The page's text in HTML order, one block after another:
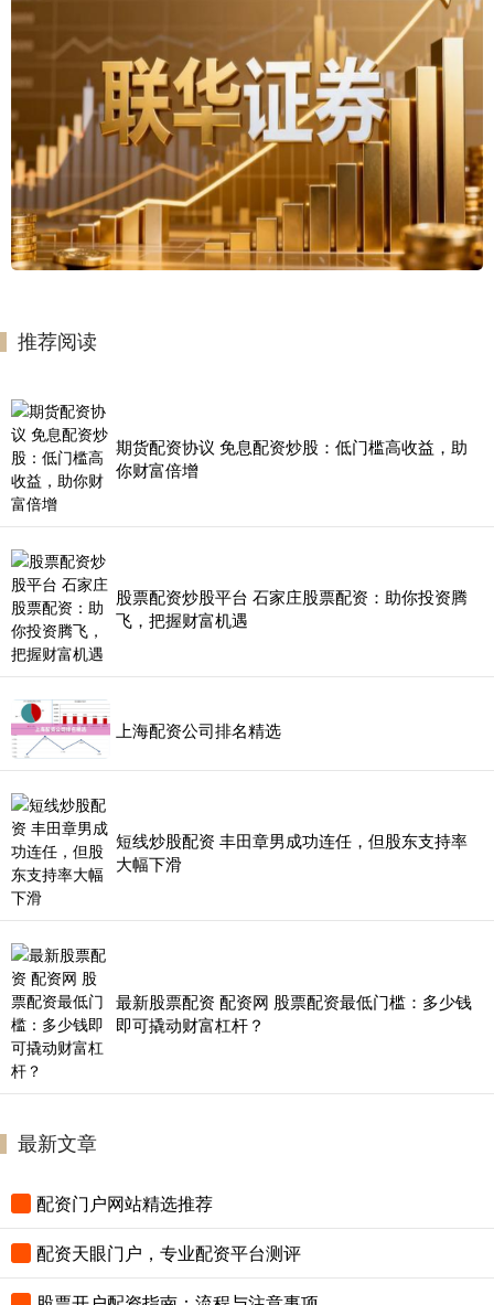
推荐阅读
期货配资协议 免息配资炒股：低门槛高收益，助
你财富倍增
股票配资炒股平台 石家庄股票配资：助你投资腾
飞，把握财富机遇
上海配资公司排名精选
短线炒股配资 丰田章男成功连任，但股东支持率
大幅下滑
最新股票配资 配资网 股票配资最低门槛：多少钱
即可撬动财富杠杆？
最新文章
配资门户网站精选推荐
配资天眼门户，专业配资平台测评